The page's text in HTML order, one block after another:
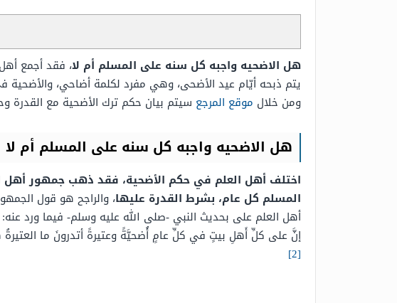
هل الاضحيه واجبه كل سنه على المسلم أم لا، فقد أجمع
يتم ذبحه أيّام عيد الأضحى، وهي مفرد لكلمة أضاحي، والأضحية
ومن خلال موقع المرجع سيتم بيان حكم ترك الأضحية مع القدرة
هل الاضحيه واجبه كل سنه على المسلم أم لا
اختلف أهل العلم في حكم الأضحية، فقد ذهب جمهور أهل
المسلم كل عام، بشرط القدرة عليها، والراجح هو قول
أهل العلم على بحديث النبي -صلى الله عليه وسلم- فيما ورد
إنَّ على كلِّ أَهلِ بيتٍ في كلِّ عامٍ أُضحيَّةً وعتيرةً أتدرونَ ما العتيرةُ
[2]